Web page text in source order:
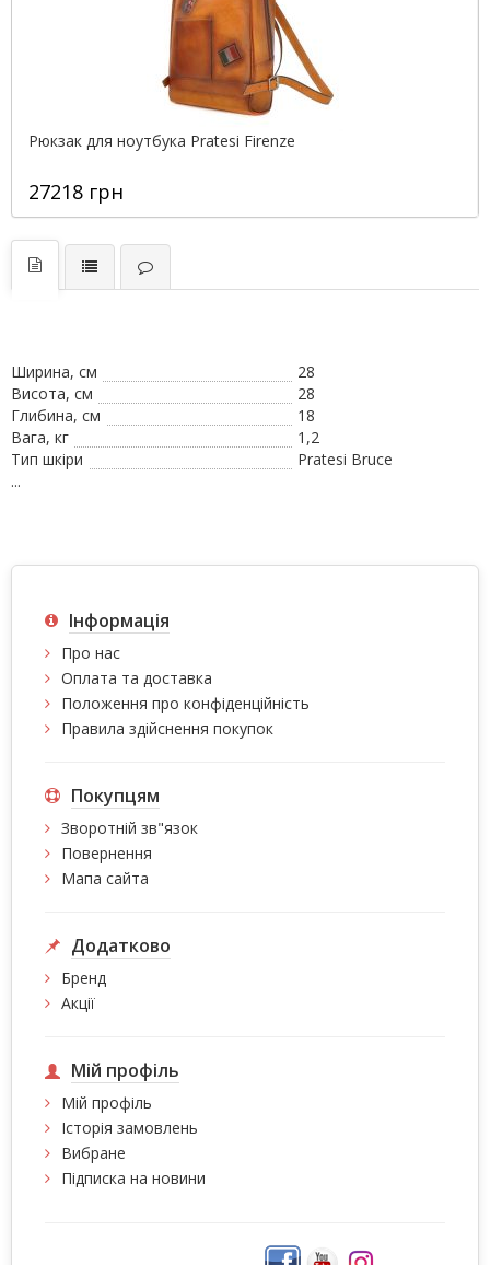
Рюкзак для ноутбука Pratesi Firenze
27218 грн
Ширина, см
28
Висота, см
28
Глибина, см
18
Вага, кг
1,2
Тип шкіри
Pratesi Bruce
...
Інформація
Про нас
Оплата та доставка
Положення про конфіденційність
Правила здійснення покупок
Покупцям
Зворотній зв"язок
Повернення
Мапа сайта
Додатково
Бренд
Акції
Мій профіль
Мій профіль
Історія замовлень
Вибране
Підписка на новини